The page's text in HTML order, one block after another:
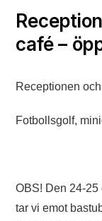
café –
Receptionen
Fotbollsgolf,
OBS! Den 24-25
tar vi emot